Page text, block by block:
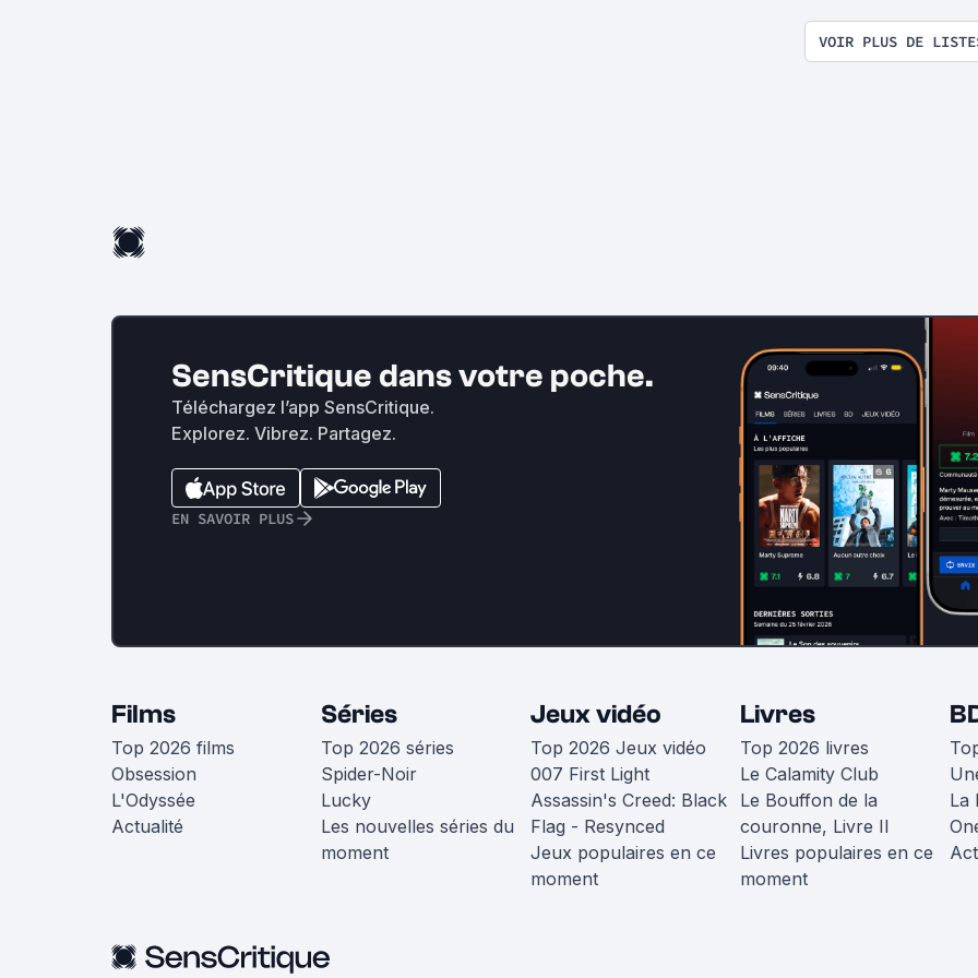
VOIR PLUS DE
SensCritique dans votre poche.
Téléchargez l’app SensCritique.
Explorez. Vibrez. Partagez.
EN SAVOIR PLUS
Films
Top 2026 films
Obsession
L'Odyssée
Actualité
Séries
Top 2026 séries
Spider-Noir
Lucky
Les nouvelles séries du
moment
Jeux vidéo
Top 2026 Jeux vidéo
007 First Light
Assassin's Creed: Black
Flag - Resynced
Jeux populaires en ce
moment
Livres
Top 2026 livres
Le Calamity Club
Le Bouffon de la
couronne, Livre II
Livres populaires en ce
moment
La